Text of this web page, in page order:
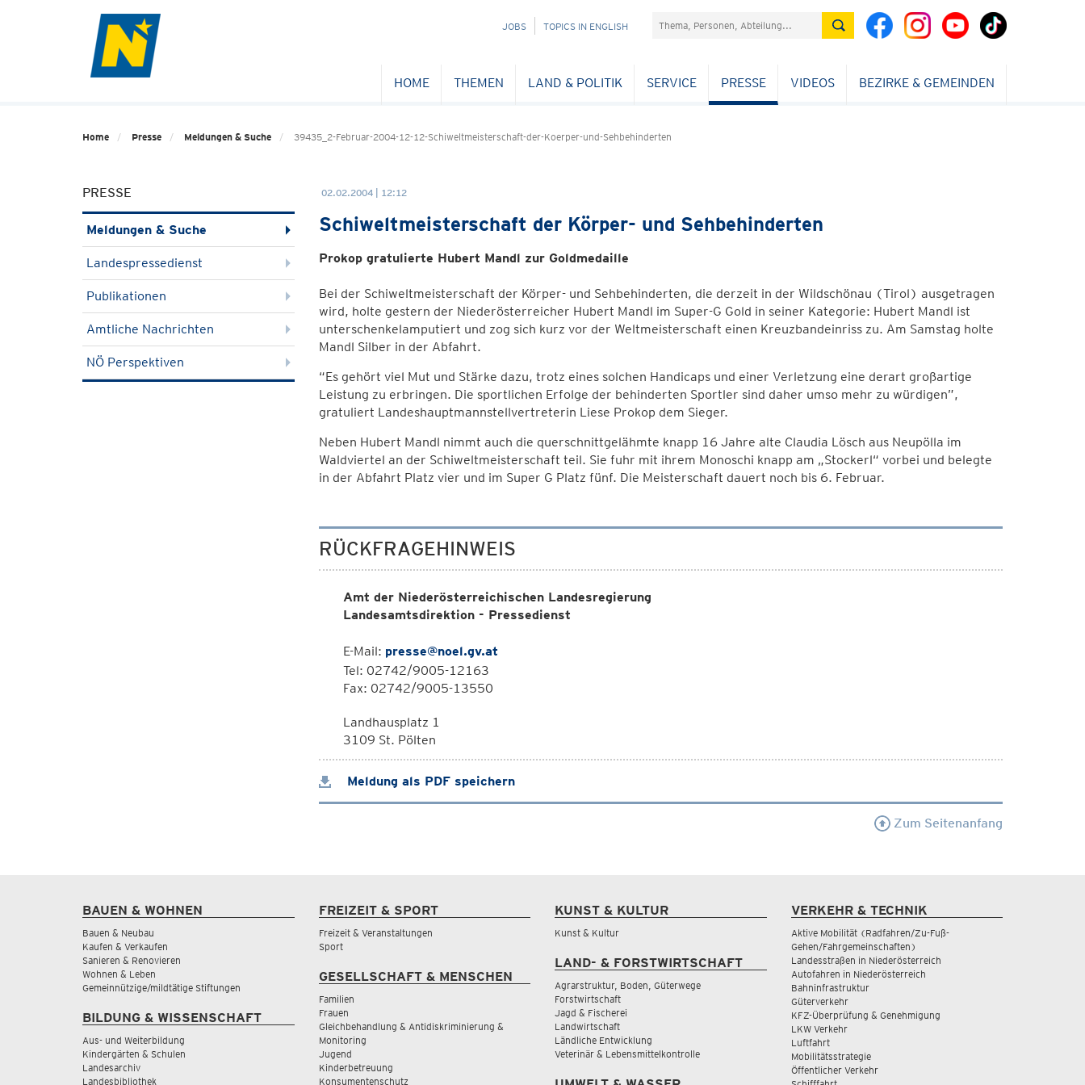
NAVIGATION
JOBS TOPICS IN ENGLISH Suchefeld
HOME THEMEN LAND & POLITIK SERVICE PRESSE VIDEOS BEZIRKE & GEMEINDEN
Home Presse Meldungen & Suche 39435_2-Februar-2004-12-12-Schiweltmeisterschaft-der-Koerper-und-Sehbehinderten
PRESSE
Meldungen & Suche
Landespressedienst
Publikationen
Amtliche Nachrichten
NÖ Perspektiven
02.02.2004 | 12:12
Schiweltmeisterschaft der Körper- und Sehbehinderten
Prokop gratulierte Hubert Mandl zur Goldmedaille
Bei der Schiweltmeisterschaft der Körper- und Sehbehinderten, die derzeit in der Wildschönau (Tirol) ausgetragen
wird, holte gestern der Niederösterreicher Hubert Mandl im Super-G Gold in seiner Kategorie: Hubert Mandl ist
unterschenkelamputiert und zog sich kurz vor der Weltmeisterschaft einen Kreuzbandeinriss zu. Am Samstag holte
Mandl Silber in der Abfahrt.
“Es gehört viel Mut und Stärke dazu, trotz eines solchen Handicaps und einer Verletzung eine derart großartige
Leistung zu erbringen. Die sportlichen Erfolge der behinderten Sportler sind daher umso mehr zu würdigen”,
gratuliert Landeshauptmannstellvertreterin Liese Prokop dem Sieger.
Neben Hubert Mandl nimmt auch die querschnittgelähmte knapp 16 Jahre alte Claudia Lösch aus Neupölla im
Waldviertel an der Schiweltmeisterschaft teil. Sie fuhr mit ihrem Monoschi knapp am „Stockerl“ vorbei und belegte
in der Abfahrt Platz vier und im Super G Platz fünf. Die Meisterschaft dauert noch bis 6. Februar.
RÜCKFRAGEHINWEIS
Amt der Niederösterreichischen Landesregierung
Landesamtsdirektion - Pressedienst
E-Mail: presse@noel.gv.at
Tel: 02742/9005-12163
Fax: 02742/9005-13550
Landhausplatz 1
3109 St. Pölten
Meldung als PDF speichern
Zum Seitenanfang
BAUEN & WOHNEN
Bauen & Neubau
Kaufen & Verkaufen
Sanieren & Renovieren
Wohnen & Leben
Gemeinnützige/mildtätige Stiftungen
BILDUNG & WISSENSCHAFT
Aus- und Weiterbildung
Kindergärten & Schulen
Landesarchiv
Landesbibliothek
FREIZEIT & SPORT
Freizeit & Veranstaltungen
Sport
GESELLSCHAFT & MENSCHEN
Familien
Frauen
Gleichbehandlung & Antidiskriminierung &
Monitoring
Jugend
Kinderbetreuung
Konsumentenschutz
KUNST & KULTUR
Kunst & Kultur
LAND- & FORSTWIRTSCHAFT
Agrarstruktur, Boden, Güterwege
Forstwirtschaft
Jagd & Fischerei
Landwirtschaft
Ländliche Entwicklung
Veterinär & Lebensmittelkontrolle
VERKEHR & TECHNIK
Aktive Mobilität (Radfahren/Zu-Fuß-
Gehen/Fahrgemeinschaften)
Landesstraßen in Niederösterreich
Autofahren in Niederösterreich
Bahninfrastruktur
Güterverkehr
KFZ-Überprüfung & Genehmigung
LKW Verkehr
Luftfahrt
Mobilitätsstrategie
Öffentlicher Verkehr